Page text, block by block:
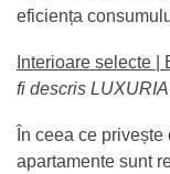
eficiența
Interioare selecte
fi descris
În ceea ce
apartamente sunt